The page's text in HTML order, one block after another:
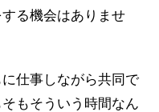
る機会はありませ
仕事しながら共同で
もそういう時間なん